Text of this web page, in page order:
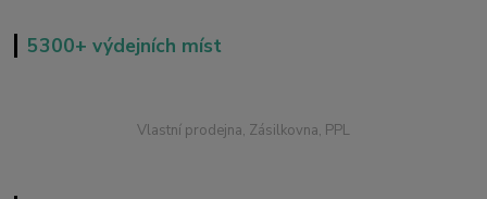
5300+ výdejních míst
Vlastní prodejna, Zásilkovna, PPL